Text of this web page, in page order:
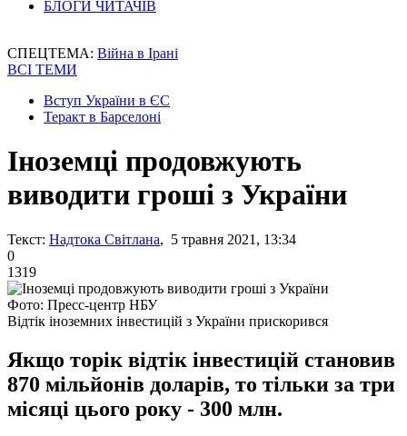
БЛОГИ ЧИТАЧІВ
СПЕЦТЕМА: Війна в Ірані
ВСІ ТЕМИ
Вступ України в ЄС
Теракт в Барселоні
Іноземці продовжують
виводити гроші з України
Текст: Надтока Світлана, 5 травня 2021, 13:34
0
1319
Фото: Пресс-центр НБУ
Відтік іноземних інвестицій з України прискорився
Якщо торік відтік інвестицій становив
870 мільйонів доларів, то тільки за три
місяці цього року - 300 млн.